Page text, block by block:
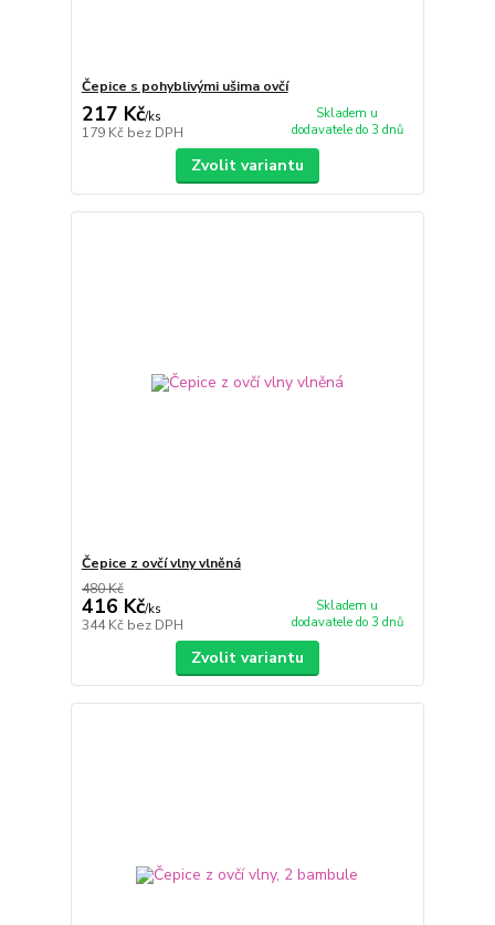
Čepice s pohyblivými ušima ovčí
217 Kč/ks
179 Kč bez DPH
Skladem u
dodavatele do 3 dnů
Zvolit variantu
Čepice z ovčí vlny vlněná
480 Kč
416 Kč/ks
344 Kč bez DPH
Skladem u
dodavatele do 3 dnů
Zvolit variantu